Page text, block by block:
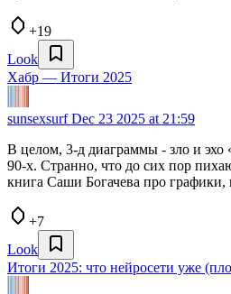
+19
Look
Хабр — Итоги 2025
sunsexsurfDec 23 2025 at 21:59
В целом, 3-д диаграммы - зло и эхо
90-х. Странно, что до сих пор
книга Саши Богачева про графики,
+7
Look
Итоги 2025: что нейросети уже